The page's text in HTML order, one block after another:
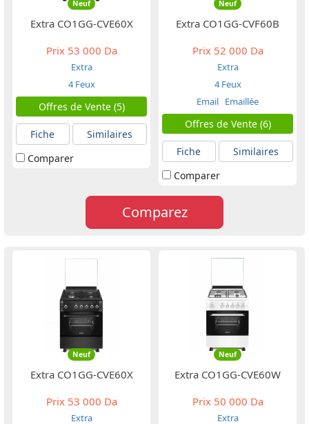
Neuf
Extra CO1GG-CVE60X
Prix53 000 Da
Extra
4 Feux
Offres de Vente (5)
Fiche
Similaires
Comparer
Neuf
Extra CO1GG-CVF60B
Prix52 000 Da
Extra
4 Feux
Email Emaillée
Offres de Vente (6)
Fiche
Similaires
Comparer
Comparez
Neuf
Extra CO1GG-CVE60X
Prix53 000 Da
Extra
Neuf
Extra CO1GG-CVE60W
Prix50 000 Da
Extra